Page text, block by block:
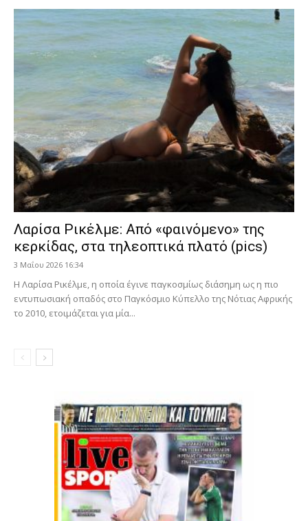
Λαρίσα Ρικέλμε: Από «φαινόμενο» της
κερκίδας, στα τηλεοπτικά πλατό (pics)
3 Μαΐου 2026 16:34
Η Λαρίσα Ρικέλμε, η οποία έγινε παγκοσμίως διάσημη ως η πιο
εντυπωσιακή οπαδός στο Παγκόσμιο Κύπελλο της Νότιας Αφρικής
το 2010, ετοιμάζεται για μία...